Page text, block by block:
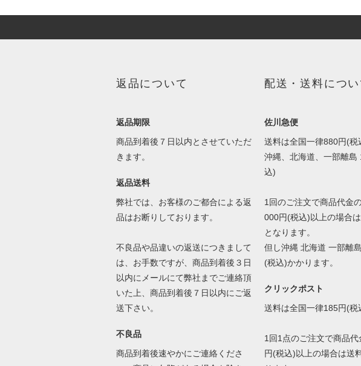
返品について
返品期限
商品到着後７日以内とさせていただ
きます。
返品送料
弊社では、お客様のご都合による返
品はお断りしております。
不良品や品違いの返送につきまして
は、お手数ですが、商品到着後３日
以内にメールにて弊社までご連絡頂
いた上、商品到着後７日以内にご返
送下さい。
不良品
商品到着後速やかにご連絡くださ
配送・送料につい
佐川急便
送料は全国一律880円(
沖縄、北海道、一部離島
込)
1回のご注文で商品代金
000円(税込)以上の場合
となります。
但し沖縄 北海道 一部離
(税込)かかります。
クリックポスト
送料は全国一律185円(
1回1点のご注文で商品
円(税込)以上の場合は送